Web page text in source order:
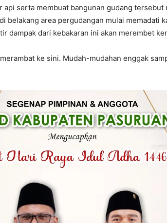
api serta membuat bangunan gudang tersebut
belakang area pergudangan mulai memadati
dampak dari kebakaran ini akan merembet
ke sini. Mudah-mudahan enggak